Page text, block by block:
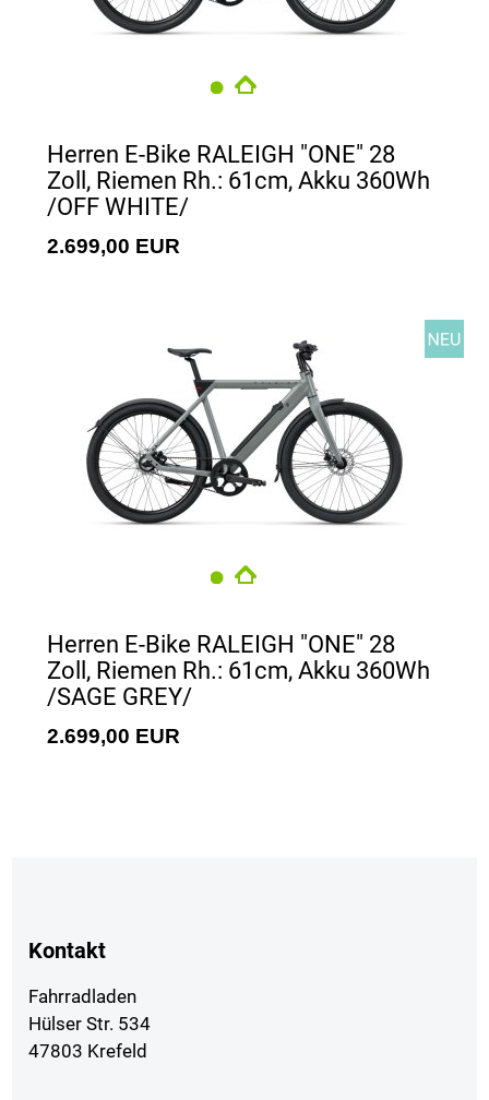
Herren E-Bike RALEIGH "ONE" 28
Zoll, Riemen Rh.: 61cm, Akku 360Wh
/OFF WHITE/
2.699,00 EUR
Herren E-Bike RALEIGH "ONE" 28
Zoll, Riemen Rh.: 61cm, Akku 360Wh
/SAGE GREY/
2.699,00 EUR
Kontakt
Fahrradladen
Hülser Str. 534
47803 Krefeld